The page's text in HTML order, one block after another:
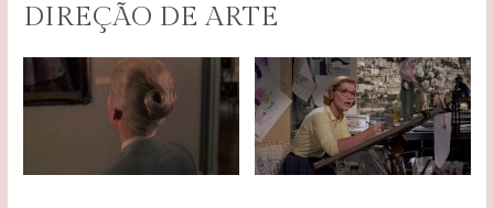
DIREÇÃO DE ARTE